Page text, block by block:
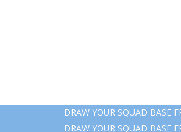
DRAW YOUR SQUAD BASE
DRAW YOUR SQUAD BASE